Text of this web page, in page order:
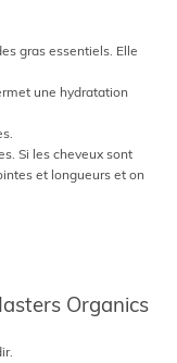
gras essentiels. Elle
une hydratation
Si les cheveux sont
et longueurs et on
Organics